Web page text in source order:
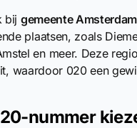
bij gemeente
plaatsen, zoals
en meer. Deze
waardoor 020 een
nummer